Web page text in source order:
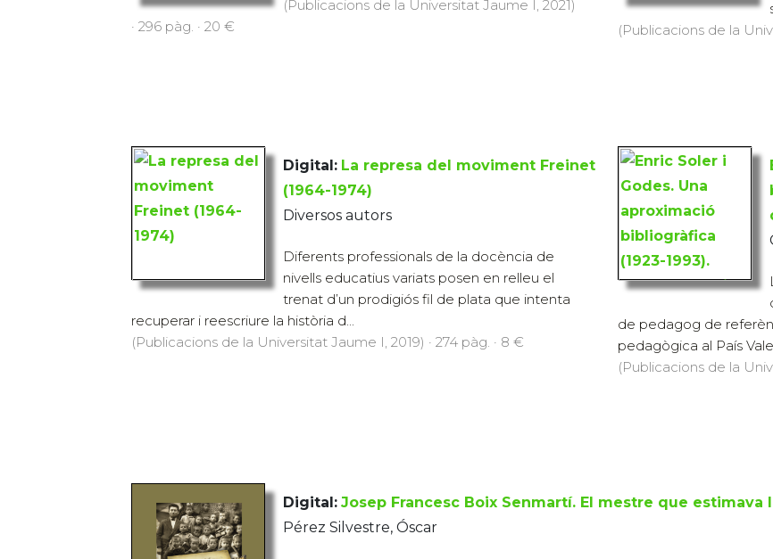
(Publicacions de la Universitat Jaume I, 2021)
· 296 pàg. · 20 €
(Publicacions de la
Digital: La represa del moviment Freinet
(1964-1974)
Diversos autors
Diferents professionals de la docència de
nivells educatius variats posen en relleu el
trenat d’un prodigiós fil de plata que intenta
recuperar i reescriure la història d...
(Publicacions de la Universitat Jaume I, 2019) · 274 pàg. · 8 €
de pedagog de
pedagògica al País
(Publicacions de la
Digital: Josep Francesc Boix Senmartí. El mestre que estimava
Pérez Silvestre, Óscar